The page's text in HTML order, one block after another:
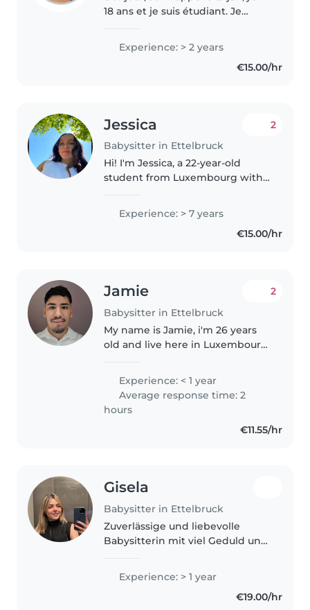
18 ans et je suis étudiant. Je
universitaires, mon permis de
Experience: > 2 years
€15.00/hr
Jessica
Babysitter in Ettelbruck
2
Hi! I'm Jessica, a 22-year-old
student from Luxembourg with
responsible, and caring person
who loves meeting new people
Experience: > 7 years
€15.00/hr
Jamie
Babysitter in Ettelbruck
2
My name is Jamie, i'm 26 years
old and live here in Luxembourg.
children. I have time in the
morning, afternoon or evening, i
am flexible. If you are..
Experience: < 1 year
Average response time: 2
hours
€11.55/hr
Gisela
Babysitter in Ettelbruck
Zuverlässige und liebevolle
Babysitterin mit viel Geduld und
verbringe gerne Zeit mit
Kindern, spiele, bastle oder lese
vor und achte dabei immer auf..
Experience: > 1 year
€19.00/hr